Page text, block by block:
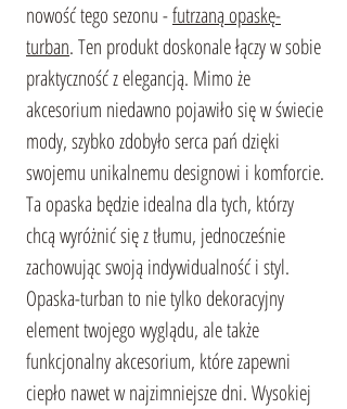
nowość tego sezonu -futrzaną opaskę-
turban. Ten produkt doskonale łączy w sobie
praktyczność z elegancją. Mimo że
akcesorium niedawno pojawiło się w świecie
mody, szybko zdobyło serca pań dzięki
swojemu unikalnemu designowi i komforcie.
Ta opaska będzie idealna dla tych, którzy
chcą wyróżnić się z tłumu, jednocześnie
zachowując swoją indywidualność i styl.
Opaska-turban to nie tylko dekoracyjny
element twojego wyglądu, ale także
funkcjonalny akcesorium, które zapewni
ciepło nawet w najzimniejsze dni. Wysokiej